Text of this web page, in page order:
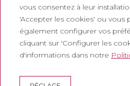
Politique des Réseaux
Canal de signalement
Mentions légales
Entreprises
Abadia de Montserrat
vous consentez à leur
'Accepter les cookies' ou vous
également configurer vos
cliquant sur 'Configurer les
d'informations dans notre